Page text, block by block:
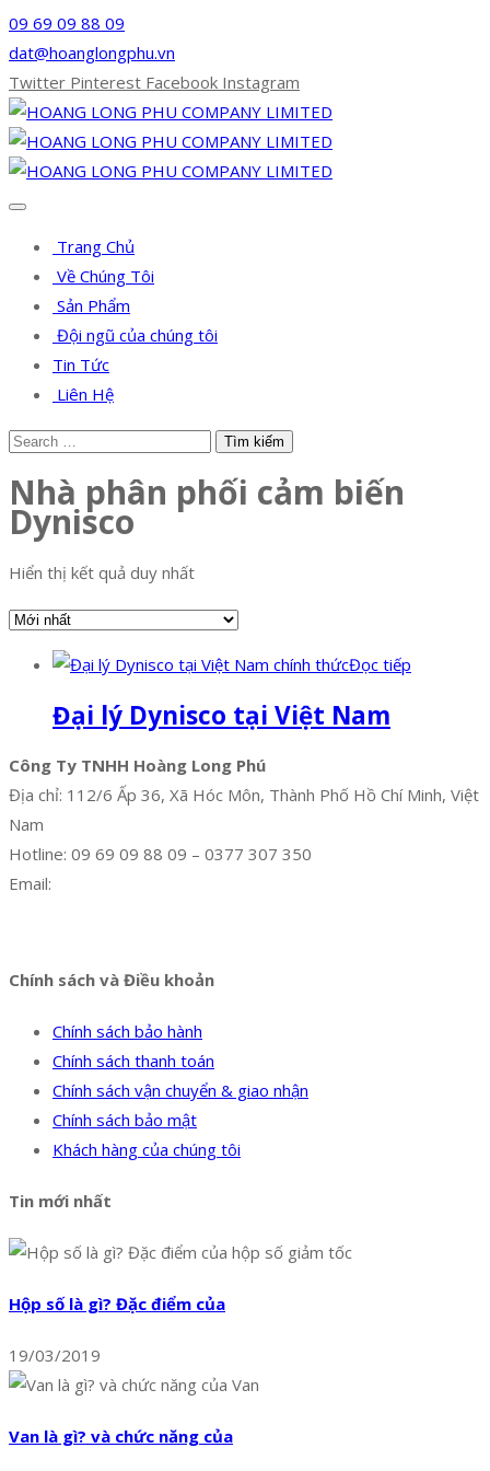
09 69 09 88 09
dat@hoanglongphu.vn
Twitter Pinterest Facebook Instagram
Trang Chủ
Về Chúng Tôi
Sản Phẩm
Đội ngũ của chúng tôi
Tin Tức
Liên Hệ
Nhà phân phối cảm biến
Dynisco
Hiển thị kết quả duy nhất
Đọc tiếp
Đại lý Dynisco tại Việt Nam
Công Ty TNHH Hoàng Long Phú
Địa chỉ: 112/6 Ấp 36, Xã Hóc Môn, Thành Phố Hồ Chí Minh, Việt
Nam
Hotline: 09 69 09 88 09 – 0377 307 350
Email:
Chính sách và Điều khoản
Chính sách bảo hành
Chính sách thanh toán
Chính sách vận chuyển & giao nhận
Chính sách bảo mật
Khách hàng của chúng tôi
Tin mới nhất
Hộp số là gì? Đặc điểm của
19/03/2019
Van là gì? và chức năng của